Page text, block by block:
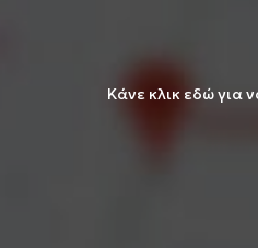
Κάνε κλικ εδώ για